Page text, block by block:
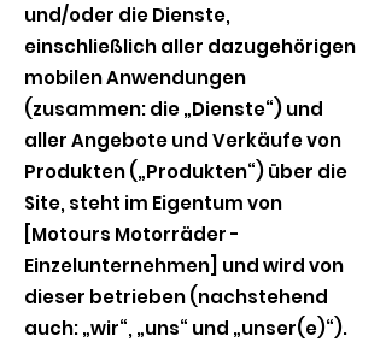
und/oder die Dienste,
einschließlich aller dazugehörigen
mobilen Anwendungen
(zusammen: die „Dienste“) und
aller Angebote und Verkäufe von
Produkten („Produkten“) über die
Site, steht im Eigentum von
[Motours Motorräder -
Einzelunternehmen] und wird von
dieser betrieben (nachstehend
auch: „wir“, „uns“ und „unser(e)“).